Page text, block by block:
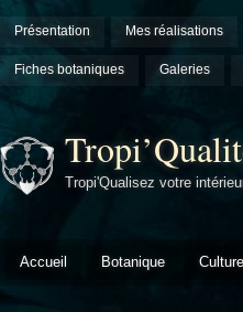
Présentation Mes réalisations
Fiches botaniques Galeries
Tropi'Qualisez votre
Accueil Botanique Culture